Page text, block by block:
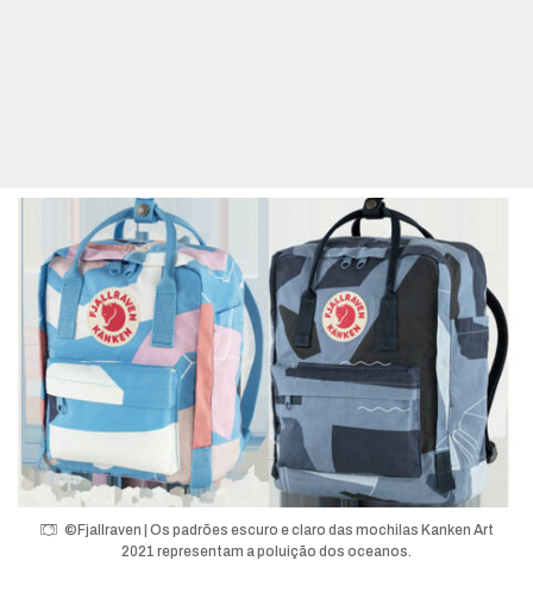
©Fjallraven | Os padrões escuro e claro das mochilas Kanken Art
2021 representam a poluição dos oceanos.